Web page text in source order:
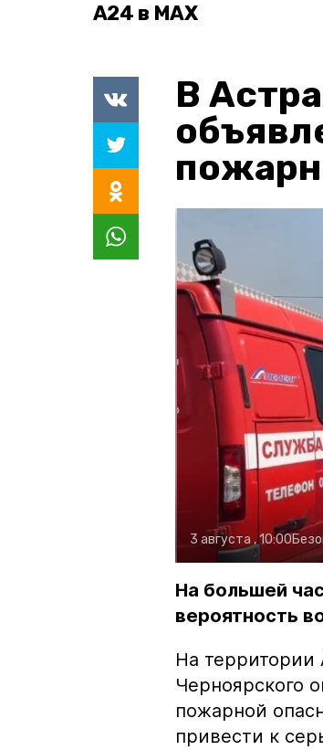
А24 в MAX
В
3 августа , 10:00
На большей
вероятность
На территории
Черноярского
пожарной
привести к